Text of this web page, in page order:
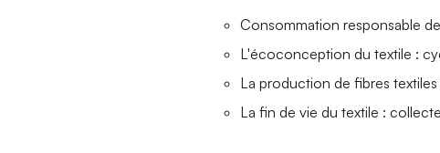
Consommation responsable
L'écoconception du textile :
La production de fibres
La fin de vie du textile :